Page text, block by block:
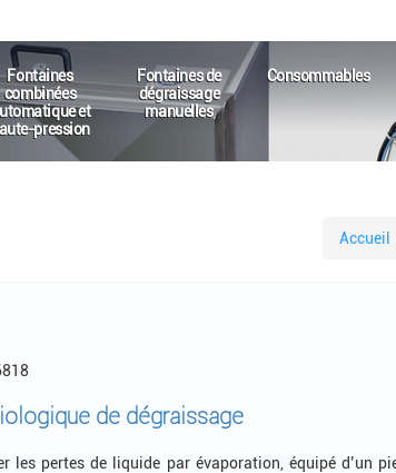
Fontaines
combinées
et
pression
Fontaines de
dégraissage
manuelles
Consommables
Accueil
de dégraissage
les pertes de liquide par évaporation, équipé d’un